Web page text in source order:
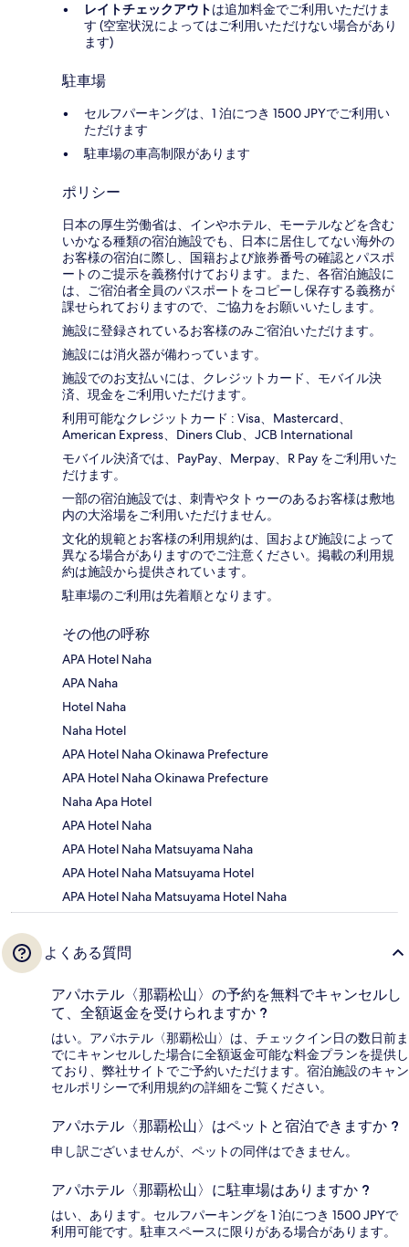
レイトチェックアウトは追加料金でご利用いただけま
す (空室状況によってはご利用いただけない場合があり
ます)
駐車場
セルフパーキングは、1 泊につき 1500 JPYでご利用い
ただけます
駐車場の車高制限があります
ポリシー
日本の厚生労働省は、インやホテル、モーテルなどを含む
いかなる種類の宿泊施設でも、日本に​居住してない海外の
お客様の宿泊に際し、国籍および旅券番号の確認とパスポ
ートのご提示を義務付け​ております。また、各宿泊施設に
は、ご宿泊者全員のパスポートをコピーし保存する義務が
課せられておりますの​で、ご協力をお願いいたします。
施設に登録されているお客様のみご宿泊いただけます。
施設には消火器が備わっています。
施設でのお支払いには、クレジットカード、モバイル決
済、現金をご利用いただけます。
利用可能なクレジットカード : Visa、Mastercard、
American Express、Diners Club、JCB International
モバイル決済では、PayPay、Merpay、R Pay をご利用いた
だけます。
一部の宿泊施設では、刺青やタトゥーのあるお客様は敷地
内の大浴場をご利用いただけません。
文化的規範とお客様の利用規約は、国および施設によって
異なる場合がありますのでご注意ください。掲載の利用規
約は施設から提供されています。
駐車場のご利用は先着順となります。
その他の呼称
APA Hotel Naha
APA Naha
Hotel Naha
Naha Hotel
APA Hotel Naha Okinawa Prefecture
APA Hotel Naha Okinawa Prefecture
Naha Apa Hotel
APA Hotel Naha
APA Hotel Naha Matsuyama Naha
APA Hotel Naha Matsuyama Hotel
APA Hotel Naha Matsuyama Hotel Naha
よくある質問
アパホテル〈那覇松山〉の予約を無料でキャンセルし
て、全額返金を受けられますか ?
はい。アパホテル〈那覇松山〉は、チェックイン日の数日前ま
でにキャンセルした場合に全額返金可能な料金プランを提供し
ており、弊社サイトでご予約いただけます。宿泊施設のキャン
セルポリシーで利用規約の詳細をご覧ください。
アパホテル〈那覇松山〉はペットと宿泊できますか ?
申し訳ございませんが、ペットの同伴はできません。
アパホテル〈那覇松山〉に駐車場はありますか ?
はい、あります。セルフパーキングを 1 泊につき 1500 JPYで
利用可能です。駐車スペースに限りがある場合があります。